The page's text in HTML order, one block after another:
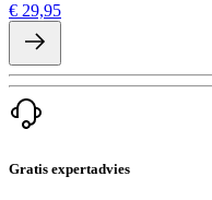
€ 29,95
Gratis expertadvies